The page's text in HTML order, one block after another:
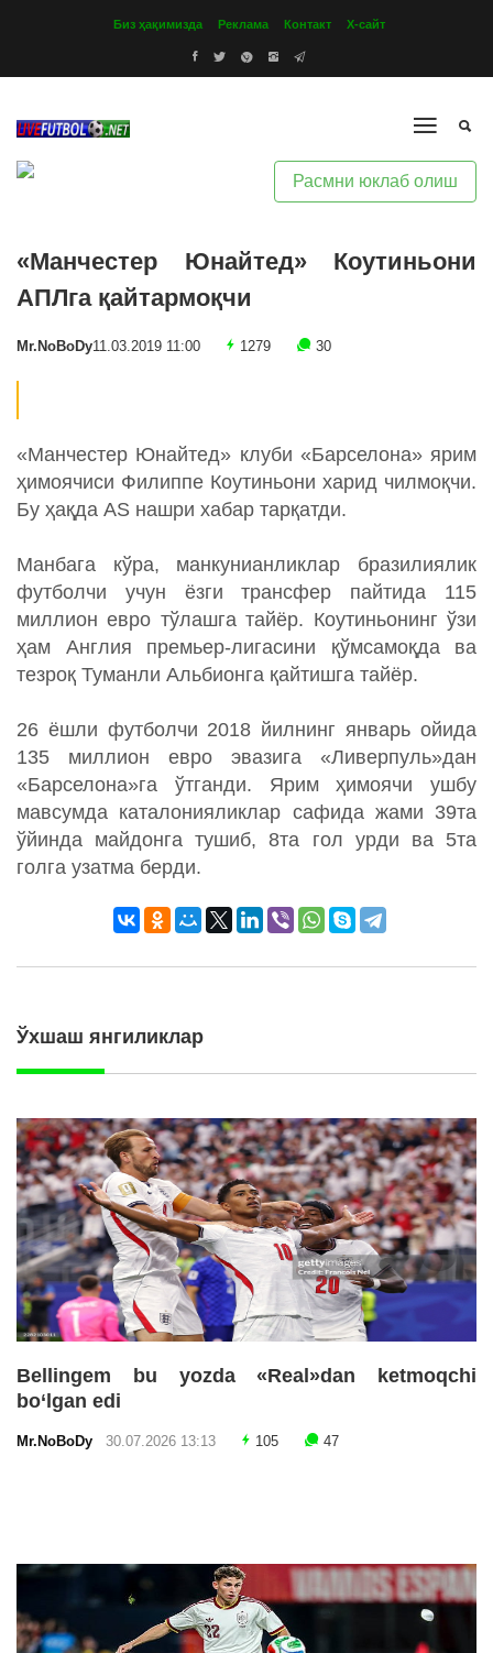
Биз ҳақимизда Реклама Контакт Х-сайт
Расмни юклаб олиш
«Манчестер Юнайтед» Коутиньони
АПЛга қайтармоқчи
Mr.NoBoDy11.03.2019 11:00 1279 30
«Манчестер Юнайтед» клуби «Барселона» ярим
ҳимоячиси Филиппе Коутиньони харид чилмоқчи.
Бу ҳақда AS нашри хабар тарқатди.
Манбага кўра, манкунианликлар бразилиялик
футболчи учун ёзги трансфер пайтида 115
миллион евро тўлашга тайёр. Коутиньонинг ўзи
ҳам Англия премьер-лигасини қўмсамоқда ва
тезроқ Туманли Альбионга қайтишга тайёр.
26 ёшли футболчи 2018 йилнинг январь ойида
135 миллион евро эвазига «Ливерпуль»дан
«Барселона»га ўтганди. Ярим ҳимоячи ушбу
мавсумда каталонияликлар сафида жами 39та
ўйинда майдонга тушиб, 8та гол урди ва 5та
голга узатма берди.
Ўхшаш янгиликлар
Bellingem bu yozda «Real»dan ketmoqchi
bo‘lgan edi
Mr.NoBoDy 30.07.2026 13:13 105 47